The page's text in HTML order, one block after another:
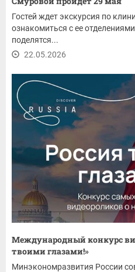
Гостей ждет экскурсия по
ознакомиться с ее
поделятся...
22.05.2026
Международный конкурс
твоими глазами!»
Минэкономразвития России